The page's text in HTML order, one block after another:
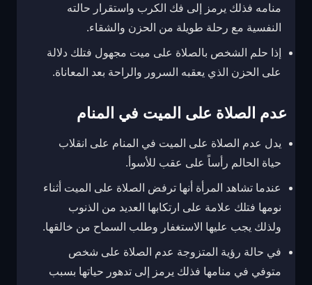
منامه فذلك يرمز إلى فك الكرب واستقرار حالته
النفسية مع رحلة طويلة من الحزن والشقاء.
إذا حلم الشخص بالصلاة على ميت مجهول فتلك دلالة
على الحزن الذي يعقبه السرور والراحة بعد المعاناة.
عدم الصلاة على الميت في المنام
يدل عدم الصلاة على الميت في المنام على انقلاب
حياة الحالم رأساً على عقب للأسوأ.
عندما تشاهد المرأة أنها ترفض الصلاة على الميت أثناء
نومها فتلك علامة على ارتكابها العديد من الذنوب
ولذلك يجب عليها الاستغفار وطلب السماح من خالقها.
في حالة رؤية المتزوجة عدم الصلاة على شخص
متوفي في منامها فذلك يرمز إلى تدهور حياتها بسبب